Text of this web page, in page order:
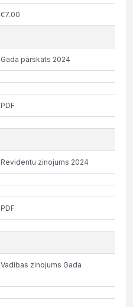
€7.00
Gada pārskats 2024
PDF
Revidentu zinojums 2024
PDF
Vadibas zinojums Gada